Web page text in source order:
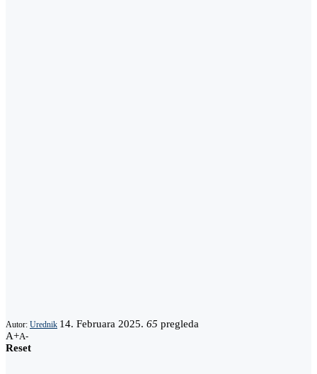
Autor: Urednik 14. Februara 2025. 65 pregleda
A+A-
Reset